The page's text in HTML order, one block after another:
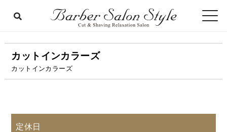
カットインカラーズ
カットインカラーズ
定休日